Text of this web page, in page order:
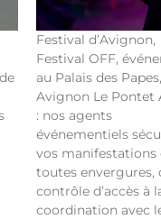
Festival d’Avignon,
Festival OFF,
au Palais des Papes,
Avignon Le Pontet
: nos agents
événementiels
vos manifestations
toutes envergures,
contrôle d’accès à
coordination avec